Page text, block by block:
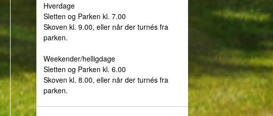
Hverdage
Sletten og Parken kl. 7.00
Skoven kl. 9.00, eller når der turnés fra
parken.
Weekender/helligdage
Sletten og Parken kl. 6.00
Skoven kl. 8.00, eller når der turnés fra
parken.